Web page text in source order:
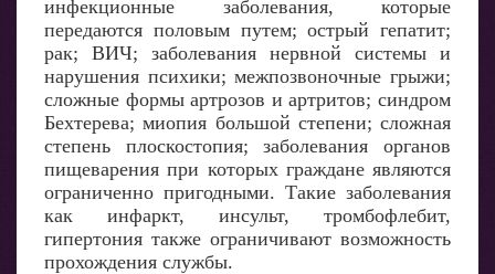
инфекционные заболевания, которые
передаются половым путем; острый гепатит;
рак; ВИЧ; заболевания нервной системы и
нарушения психики; межпозвоночные грыжи;
сложные формы артрозов и артритов; синдром
Бехтерева; миопия большой степени; сложная
степень плоскостопия; заболевания органов
пищеварения при которых граждане являются
ограниченно пригодными. Такие заболевания
как инфаркт, инсульт, тромбофлебит,
гипертония также ограничивают возможность
прохождения службы.